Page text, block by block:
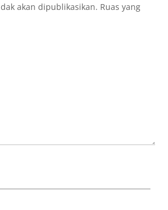
akan dipublikasikan. Ruas yang